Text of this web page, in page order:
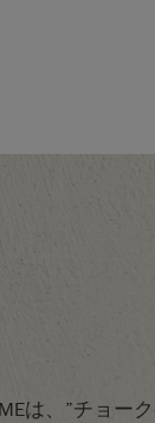
は、”チョ